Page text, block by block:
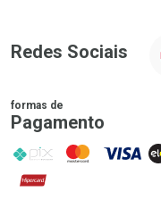
Redes Sociais
formas de
Pagamento
PIX MasterCard
VISA
Hipercard